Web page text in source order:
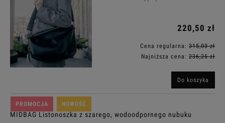
220,50 zł
Cena regularna: 315,00 zł
Najniższa cena: 236,25 zł
Do koszyka
MIDBAG Listonoszka z szarego, wodoodpornego nubuku
PROMOCJA NOWOŚĆ